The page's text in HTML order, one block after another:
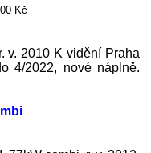
Kč
v. 2010 K vidění Praha
4/2022, nové náplně.